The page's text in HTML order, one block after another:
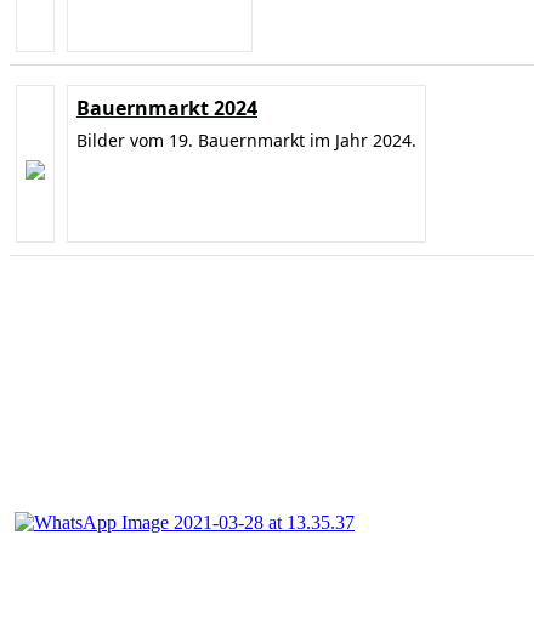
Bauernmarkt 2024
Bilder vom 19. Bauernmarkt im Jahr 2024.